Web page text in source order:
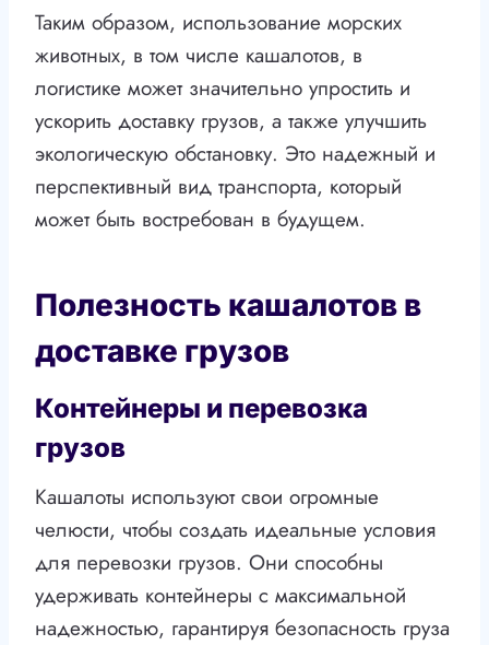
Таким образом, использование морских
животных, в том числе кашалотов, в
логистике может значительно упростить и
ускорить доставку грузов, а также улучшить
экологическую обстановку. Это надежный и
перспективный вид транспорта, который
может быть востребован в будущем.
Полезность кашалотов в
доставке грузов
Контейнеры и перевозка
грузов
Кашалоты используют свои огромные
челюсти, чтобы создать идеальные условия
для перевозки грузов. Они способны
удерживать контейнеры с максимальной
надежностью, гарантируя безопасность груза